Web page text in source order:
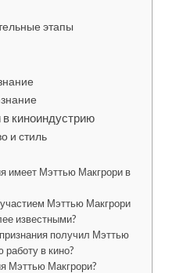
этапы
киноиндустрию
и стиль
имеет Мэттью Макгрори в
Мэттью Макгрори
известными?
получил Мэттью
работу в кино?
Мэттью Макгрори?